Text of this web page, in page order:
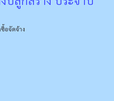
อจัดจ้าง